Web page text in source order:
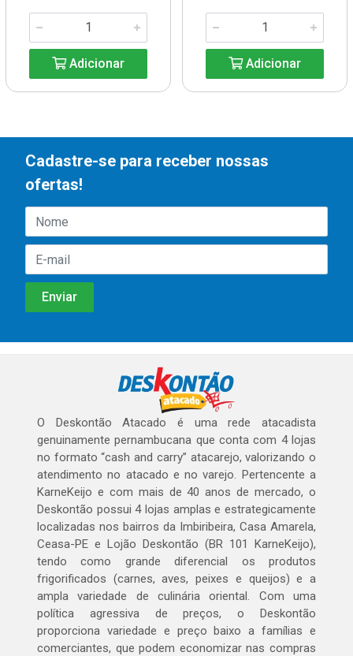
Adicionar Adicionar
Cadastre-se para receber nossas
ofertas!
O Deskontão Atacado é uma rede atacadista
genuinamente pernambucana que conta com 4 lojas
no formato “cash and carry” atacarejo, valorizando o
atendimento no atacado e no varejo. Pertencente a
KarneKeijo e com mais de 40 anos de mercado, o
Deskontão possui 4 lojas amplas e estrategicamente
localizadas nos bairros da Imbiribeira, Casa Amarela,
Ceasa-PE e Lojão Deskontão (BR 101 KarneKeijo),
tendo como grande diferencial os produtos
frigorificados (carnes, aves, peixes e queijos) e a
ampla variedade de culinária oriental. Com uma
política agressiva de preços, o Deskontão
proporciona variedade e preço baixo a famílias e
comerciantes, que podem economizar nas compras